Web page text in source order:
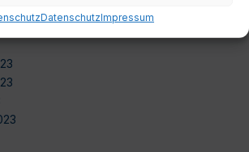
DatenschutzImpressum